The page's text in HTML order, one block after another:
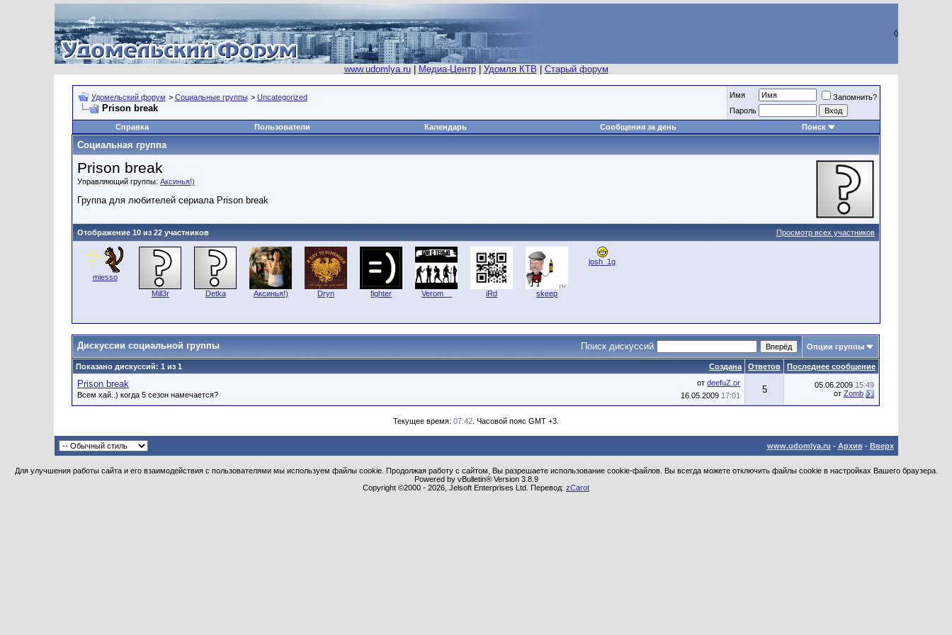
◊
www.udomlya.ru| Медиа-Центр| Удомля КТВ Старый форум
Удомельский форум > Социальные группы > Uncategorized
Prison break
Имя
Запомнить?
Пароль
Справка
Пользователи Календарь Сообщения за день Поиск
Социальная группа
Prison break
Управляющий группы:Аксинья!)
Группа для любителей сериала Prison break
Просмотр всех участников
Отображение 10 из 22 участников
miesso
Mill3r
Detka Аксинья!) Dryn fighter Verom__ iRd skeep
josh_1g
Поиск дискуссий
Дискуссии социальной группы Опции группы
Создана
Показано дискуссий: 1 из 1 Ответов
Последнее сообщение
отdeefuZ.or
16.05.2009 17:01
Prison break
Всем хай..) когда 5 сезон намечается? 5 05.06.2009 15:49
отZomb
Текущее время: 07:42 . Часовой пояс GMT +3.
www.udomlya.ru - Архив- Вверх
Для улучшения работы сайта и его взаимодействия с пользователями мы используем файлы cookie. Продолжая работу с сайтом, Вы разрешаете использование cookie-файлов. Вы всегда можете отключить файлы cookie в настройках Вашего браузера.
Powered by vBulletin® Version 3.8.9
Copyright ©2000 - 2026, Jelsoft Enterprises Ltd. Перевод: zCarot